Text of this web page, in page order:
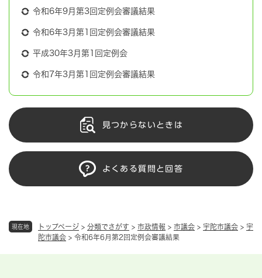
現在地 トップページ > 分類でさがす > 市政情報 > 市議会 > 宇陀市議会 > 宇
陀市議会 > 令和6年6月第2回定例会審議結果
令和6年9月第3回定例会審議結果
令和6年3月第1回定例会審議結果
平成30年3月第1回定例会
令和7年3月第1回定例会審議結果
見つからないときは
よくある質問と回答